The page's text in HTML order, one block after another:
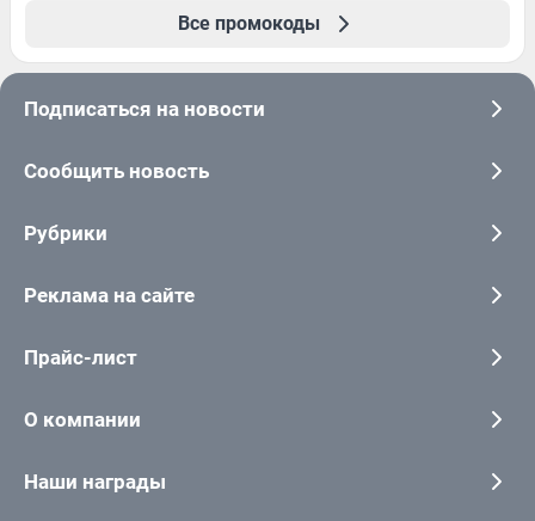
Все промокоды
Подписаться на новости
Сообщить новость
Рубрики
Реклама на сайте
Прайс-лист
О компании
Наши награды